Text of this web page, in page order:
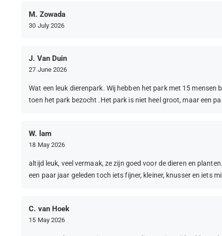
M. Zowada
30 July 2026
J. Van Duin
27 June 2026
Wat een leuk dierenpark. Wij hebben het park met 15
toen het park bezocht .Het park is niet heel groot, maar een
W. lam
18 May 2026
altijd leuk, veel vermaak, ze zijn goed voor de dieren en
een paar jaar geleden toch iets fijner, kleiner, knusser en iets
C. van Hoek
15 May 2026